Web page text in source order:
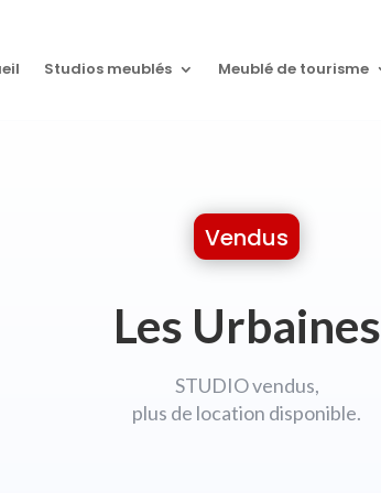
Studios meublés Meublé de tourisme
Vendus
Les Urbaines
STUDIO vendus,
plus de location disponible.